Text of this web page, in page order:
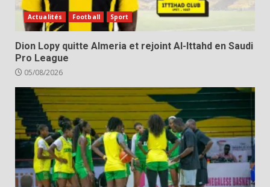
Actualités Football Sport
Dion Lopy quitte Almeria et rejoint Al-Ittahd en Saudi
Pro League
05/08/2026